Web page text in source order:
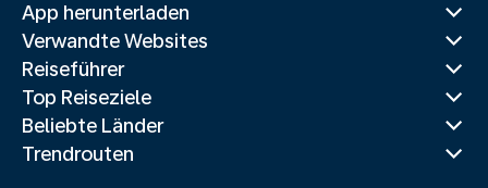
App herunterladen
Verwandte Websites
Reiseführer
Top Reiseziele
Beliebte Länder
Trendrouten